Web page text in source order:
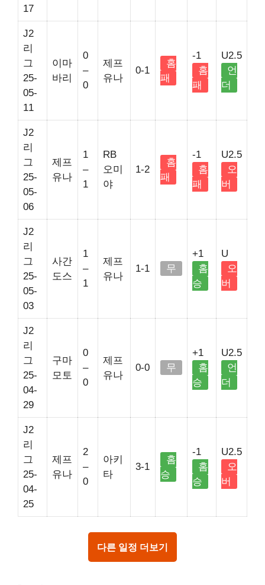
17
J2
리
그
25-
05-
11
이마
바리
0
–
0
제프
유나
0-1
홈
패
-1
홈
패
U2.5
언
더
J2
리
그
25-
05-
06
제프
유나
1
–
1
RB
오미
야
1-2
홈
패
-1
홈
패
U2.5
오
버
J2
리
그
25-
05-
03
사간
도스
1
–
1
제프
유나
1-1 무
+1
홈
승
U
오
버
J2
리
그
25-
04-
29
구마
모토
0
–
0
제프
유나
0-0 무
+1
홈
승
U2.5
언
더
J2
리
그
25-
04-
25
제프
유나
2
–
0
아키
타
3-1
홈
승
-1
홈
승
U2.5
오
버
다른 일정 더보기